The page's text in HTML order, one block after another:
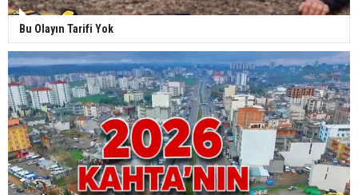
Bu Olayın Tarifi Yok